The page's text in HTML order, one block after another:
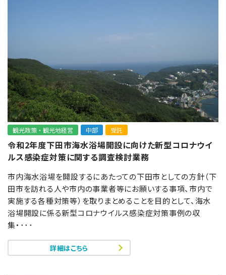
観光政策・観光地経営 中部 受託
令和2年度下田市海水浴場開設に向けた新型コロナウイ
ルス感染症対策に関する調査検討業務
市内海水浴場を開設するにあたっての下田市としての方針（下
田市を訪れる人や市内の事業者等にお願いする事項、市内で
実施する各種対策等）を取りまとめることを目的として、海水
浴場開設に係る新型コロナウイルス感染症対策事例の収
集・･･･
詳細はこちら